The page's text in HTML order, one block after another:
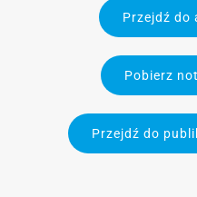
Przejdź do
Pobierz
Przejdź do